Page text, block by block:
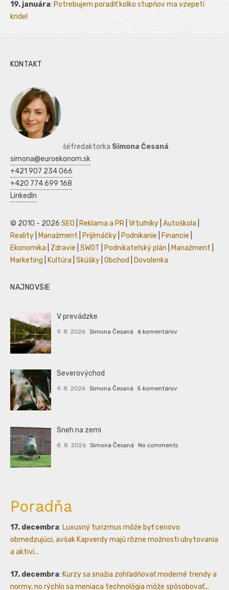
19. januára: Potrebujem poradiť kolko stupňov ma vzepetí
kridel
KONTAKT
šéfredaktorka Simona Česaná
simona@euroekonom.sk
+421 907 234 066
+420 774 699 168
LinkedIn
© 2010 - 2026 SEO Reklama a PR Vrtuľníky Autoškola
Reality
Manažment Prijímáčky Podnikanie Financie
Ekonomika
Zdravie SWOT Podnikateľský plán Manažment
Marketing
Kultúra Skúšky Obchod Dovolenka
NAJNOVŠIE
V prevádzke
9. 8. 2026 Simona Česaná 6 komentárov
Severovýchod
9. 8. 2026 Simona Česaná 5 komentárov
Sneh na zemi
8. 8. 2026 Simona Česaná No comments
Poradňa
17. decembra: Luxusný turizmus môže byť cenovo
obmedzujúci, avšak Kapverdy majú rôzne možnosti ubytovania
a aktiví...
17. decembra: Kurzy sa snažia zohľadňovať moderné trendy a
normy, no rýchlo sa meniaca technológia môže spôsobovať...